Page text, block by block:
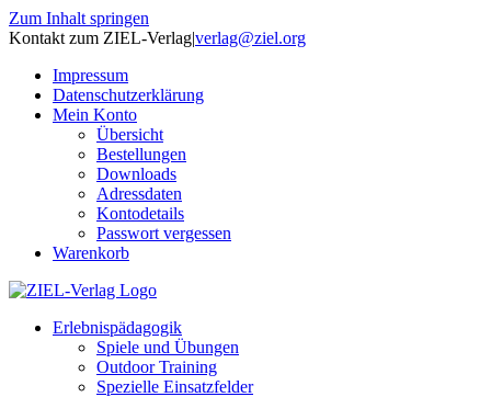
Zum Inhalt springen
Kontakt zum ZIEL-Verlag|verlag@ziel.org
Impressum
Datenschutzerklärung
Mein Konto
Übersicht
Bestellungen
Downloads
Adressdaten
Kontodetails
Passwort vergessen
Warenkorb
Erlebnispädagogik
Spiele und Übungen
Outdoor Training
Spezielle Einsatzfelder